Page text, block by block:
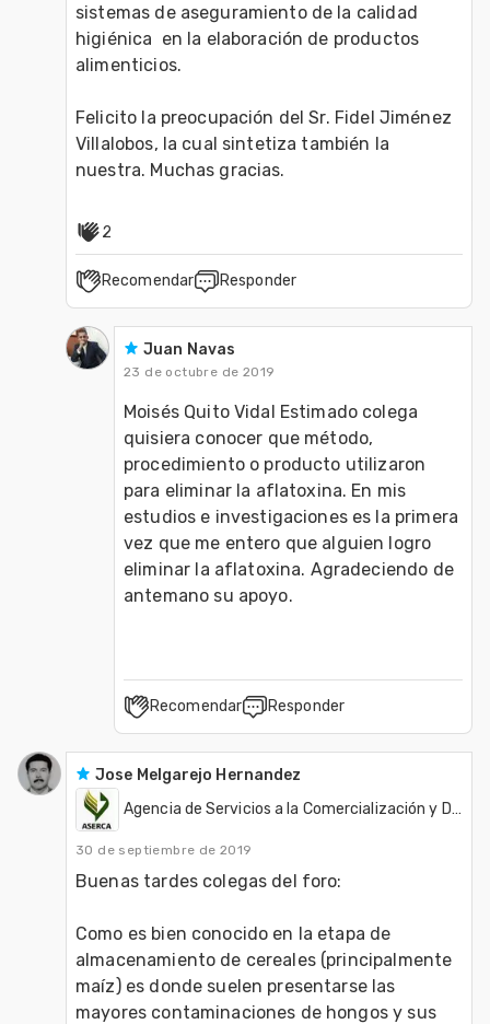
sistemas de aseguramiento de la calidad
higiénica  en la elaboración de productos
alimenticios.
Felicito la preocupación del Sr. Fidel Jiménez
Villalobos, la cual sintetiza también la
nuestra. Muchas gracias.
2
Recomendar Responder
Juan Navas
23 de octubre de 2019
Moisés Quito Vidal Estimado colega
quisiera conocer que método,
procedimiento o producto utilizaron
para eliminar la aflatoxina. En mis
estudios e investigaciones es la primera
vez que me entero que alguien logro
eliminar la aflatoxina. Agradeciendo de
antemano su apoyo.
Recomendar Responder
Jose Melgarejo Hernandez
Agencia de Servicios a la Comercialización y Desarrollo de Mercados Agropecuarios - ASERCA
30 de septiembre de 2019
Buenas tardes colegas del foro:
Como es bien conocido en la etapa de
almacenamiento de cereales (principalmente
maíz) es donde suelen presentarse las
mayores contaminaciones de hongos y sus